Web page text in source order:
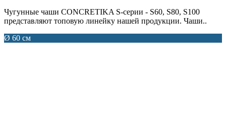
Чугунные чаши CONCRETIKA S-серии - S60, S80, S100
представляют топовую линейку нашей продукции. Чаши..
Ø 60 см